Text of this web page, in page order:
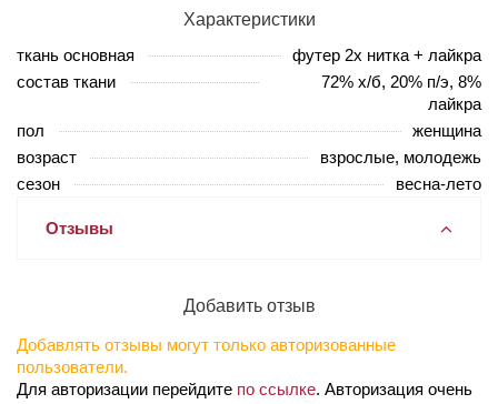
Характеристики
ткань основная
футер 2х нитка + лайкра
состав ткани
72% х/б, 20% п/э, 8%
лайкра
пол
женщина
возраст
взрослые, молодежь
сезон
весна-лето
Отзывы
Добавить отзыв
Добавлять отзывы могут только авторизованные
пользователи.
Для авторизации перейдите по ссылке. Авторизация очень